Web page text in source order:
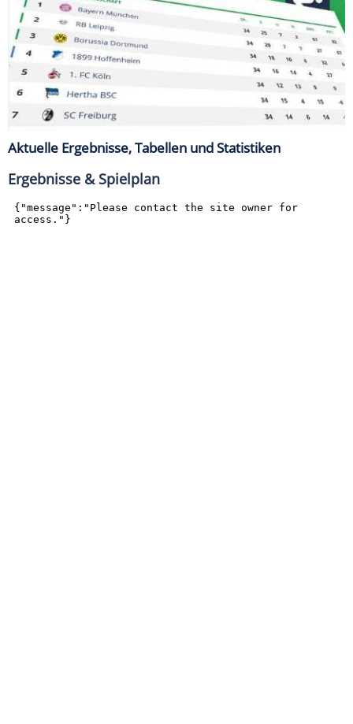
Aktuelle Ergebnisse, Tabellen und Statistiken
Ergebnisse & Spielplan